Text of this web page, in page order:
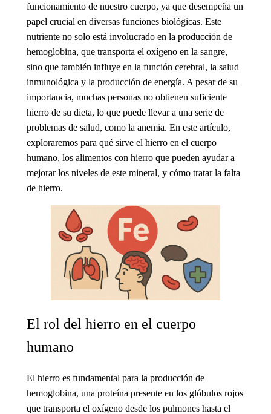
funcionamiento de nuestro cuerpo, ya que desempeña un
papel crucial en diversas funciones biológicas. Este
nutriente no solo está involucrado en la producción de
hemoglobina, que transporta el oxígeno en la sangre,
sino que también influye en la función cerebral, la salud
inmunológica y la producción de energía. A pesar de su
importancia, muchas personas no obtienen suficiente
hierro de su dieta, lo que puede llevar a una serie de
problemas de salud, como la anemia. En este artículo,
exploraremos para qué sirve el hierro en el cuerpo
humano, los alimentos con hierro que pueden ayudar a
mejorar los niveles de este mineral, y cómo tratar la falta
de hierro.
El rol del hierro en el cuerpo
humano
El hierro es fundamental para la producción de
hemoglobina, una proteína presente en los glóbulos rojos
que transporta el oxígeno desde los pulmones hasta el